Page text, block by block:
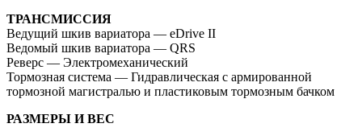
ТРАНCМИССИЯ
Ведущий шкив вариатора — eDrive II
Ведомый шкив вариатора — QRS
Реверс — Электромеханический
Тормозная система — Гидравлическая с армированной
тормозной магистралью и пластиковым тормозным бачком
РАЗМЕРЫ И ВЕС